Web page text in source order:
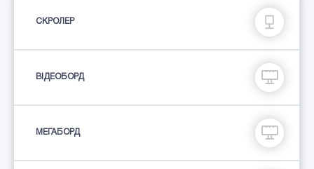
СКРОЛЕР
ВІДЕОБОРД
МЕГАБОРД